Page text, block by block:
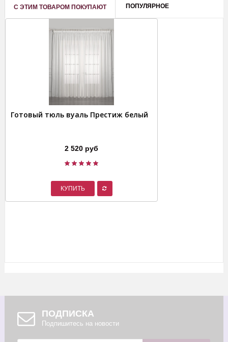
С ЭТИМ ТОВАРОМ ПОКУПАЮТ ПОПУЛЯРНОЕ
Готовый тюль вуаль Престиж белый
2 520 руб
КУПИТЬ
ПОДПИСКА
Подпишитесь на новости